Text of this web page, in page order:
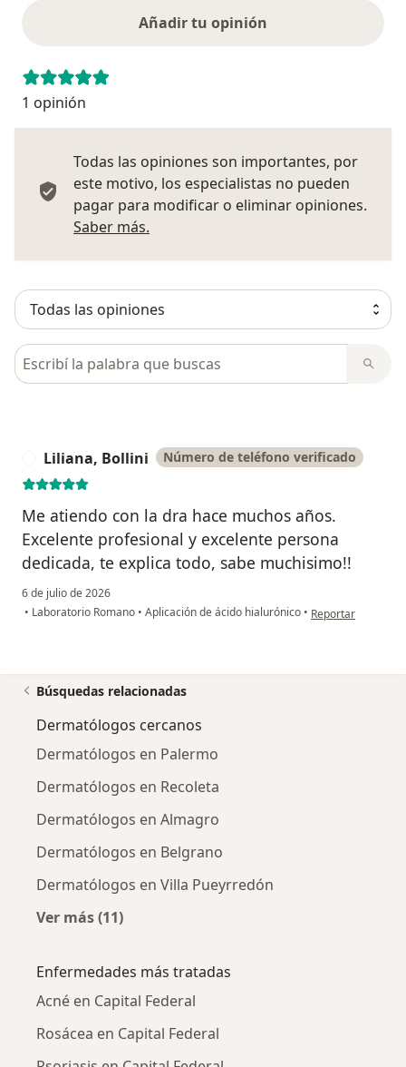
Añadir tu opinión
1 opinión
Todas las opiniones son importantes, por
este motivo, los especialistas no pueden
pagar para modificar o eliminar opiniones.
Saber más.
Busca en opiniones
Liliana, Bollini Número de teléfono verificado
Me atiendo con la dra hace muchos años.
Excelente profesional y excelente persona
dedicada, te explica todo, sabe muchisimo!!
6 de julio de 2026
• Laboratorio Romano • Aplicación de ácido hialurónico • en opinión del
Reportar
Búsquedas relacionadas
Dermatólogos cercanos
Dermatólogos en Palermo
Dermatólogos en Recoleta
Dermatólogos en Almagro
Dermatólogos en Belgrano
Dermatólogos en Villa Pueyrredón
Ver más (11)
Enfermedades más tratadas
Acné en Capital Federal
Rosácea en Capital Federal